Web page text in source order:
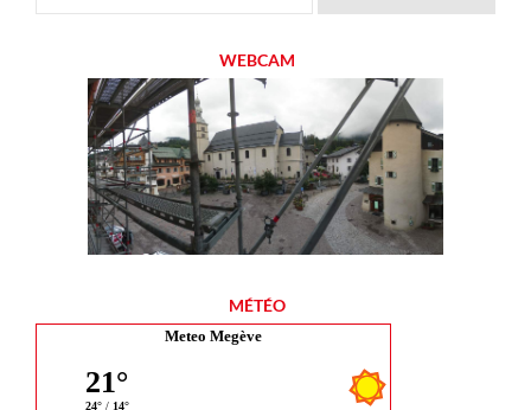
WEBCAM
MÉTÉO
Meteo Megève